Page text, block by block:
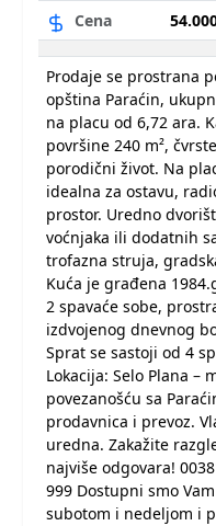
Cena
Prodaje se prostrana
opština Paraćin,
na placu od 6,72 ara.
površine 240 m²,
porodični život. Na
idealna za ostavu,
prostor. Uredno
voćnjaka ili dodatnih
trofazna struja,
Kuća je građena
2 spavaće sobe,
izdvojenog dnevnog
Sprat se sastoji od 4
Lokacija: Selo Plana –
povezanošću sa
prodavnica i prevoz.
uredna. Zakažite
najviše odgovara!
999 Dostupni smo
subotom i nedeljom i